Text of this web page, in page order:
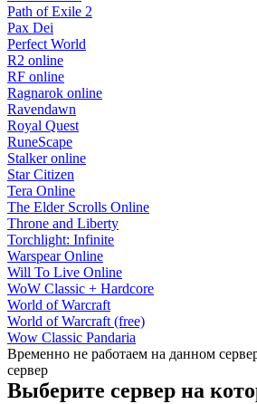
Path of Exile 2
Pax Dei
Perfect World
R2 online
RF online
Ragnarok online
Ravendawn
Royal Quest
RuneScape
Stalker online
Star Citizen
Tera Online
The Elder Scrolls Online
Throne and Liberty
Torchlight: Infinite
Warspear Online
Will To Live Online
WoW Classic + Hardcore
World of Warcraft
World of Warcraft (free)
Wow Classic Pandaria
Временно не работаем на данном
сервер
Выберите сервер на